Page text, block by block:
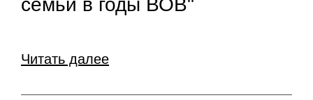
семьи в годы ВОВ"
Читать далее